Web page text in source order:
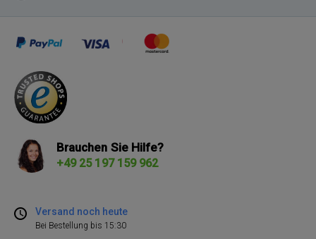
Brauchen Sie Hilfe?
+49 25 197 159 962
Versand noch heute
Bei Bestellung bis 15:30